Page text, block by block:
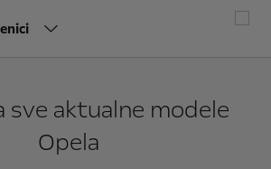
sve aktualne modele
Opela